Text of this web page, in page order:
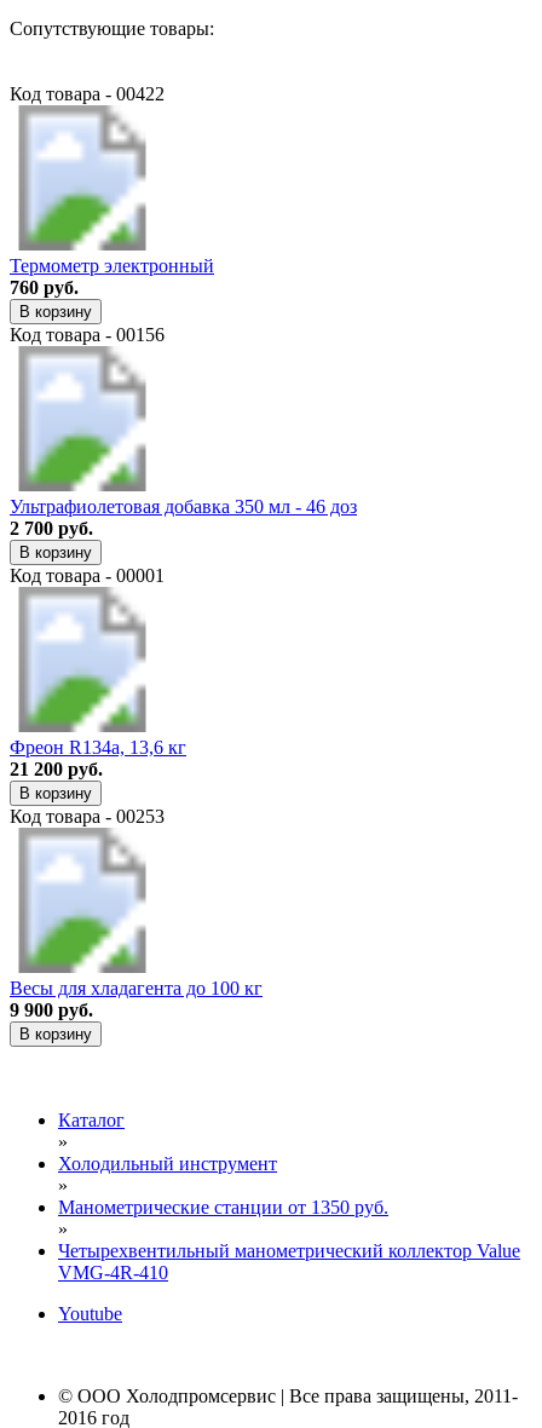
Сопутствующие товары:
Код товара - 00422
Термометр электронный
760 руб.
В корзину
Код товара - 00156
Ультрафиолетовая добавка 350 мл - 46 доз
2 700 руб.
В корзину
Код товара - 00001
Фреон R134a, 13,6 кг
21 200 руб.
В корзину
Код товара - 00253
Весы для хладагента до 100 кг
9 900 руб.
В корзину
Каталог
»
Холодильный инструмент
»
Манометрические станции от 1350 руб.
»
Четырехвентильный манометрический коллектор Value
VMG-4R-410
Youtube
© ООО Холодпромсервис | Все права защищены, 2011-
2016 год